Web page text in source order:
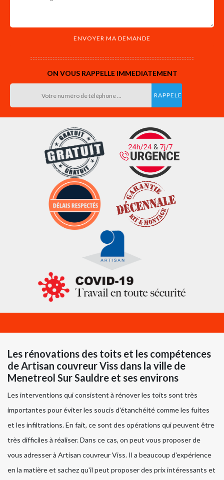
ON VOUS RAPPELLE IMMEDIATEMENT
Les rénovations des toits et les compétences
de Artisan couvreur Viss dans la ville de
Menetreol Sur Sauldre et ses environs
Les interventions qui consistent à rénover les toits sont très
importantes pour éviter les soucis d'étanchéité comme les fuites
et les infiltrations. En fait, ce sont des opérations qui peuvent être
très difficiles à réaliser. Dans ce cas, on peut vous proposer de
vous adresser à Artisan couvreur Viss. Il a beaucoup d'expérience
en la matière et sachez qu'il peut proposer des prix intéressants et